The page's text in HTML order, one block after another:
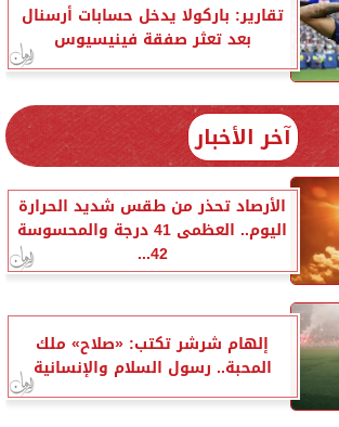
تقارير: باركولا يدخل حسابات أرسنال
بعد تعثر صفقة فينيسيوس
آخر الأخبار
الأرصاد تحذر من طقس شديد الحرارة
اليوم.. العظمى 41 درجة والمحسوسة
42...
إلهام شرشر تكتب: «صلاح» ملك
المحبة.. رسول السلام والإنسانية